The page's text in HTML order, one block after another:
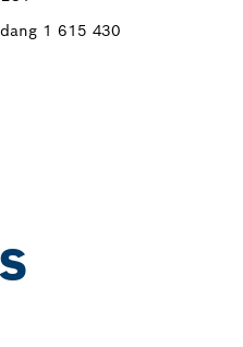
1 615 430